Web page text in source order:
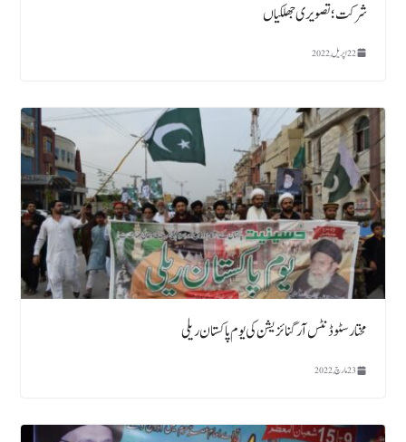
شرکت ؛ تصویری جھلکیاں
22 اپریل, 2022
مختارسٹوڈنٹس آرگنائزیشن کی یوم پاکستان ریلی
23 مارچ, 2022